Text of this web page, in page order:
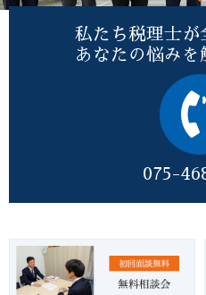
私たち税理士が
あなたの悩みを
075-